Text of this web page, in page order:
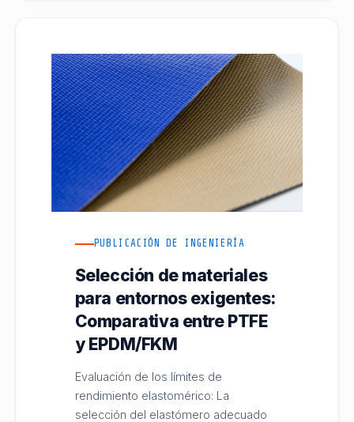
PUBLICACIÓN DE INGENIERÍA
Selección de materiales
para entornos exigentes:
Comparativa entre PTFE
y EPDM/FKM
Evaluación de los límites de
rendimiento elastomérico: La
selección del elastómero adecuado